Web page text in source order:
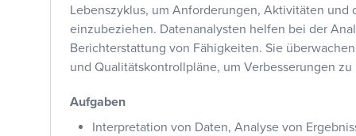
Lebenszyklus, um Anforderungen, Aktivitäten und
einzubeziehen. Datenanalysten helfen bei der
Berichterstattung von Fähigkeiten. Sie
und Qualitätskontrollpläne, um Verbesserungen
Aufgaben
Interpretation von Daten, Analyse von